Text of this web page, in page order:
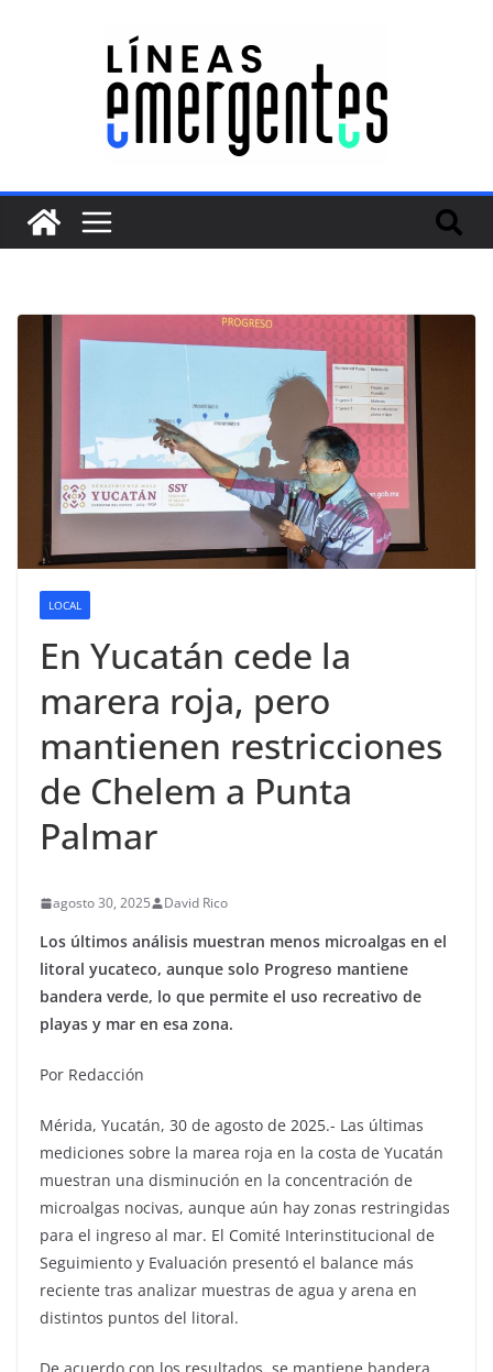
LOCAL
En Yucatán cede la
marera roja, pero
mantienen restricciones
de Chelem a Punta
Palmar
agosto 30, 2025 David Rico
Los últimos análisis muestran menos microalgas en el
litoral yucateco, aunque solo Progreso mantiene
bandera verde, lo que permite el uso recreativo de
playas y mar en esa zona.
Por Redacción
Mérida, Yucatán, 30 de agosto de 2025.- Las últimas
mediciones sobre la marea roja en la costa de Yucatán
muestran una disminución en la concentración de
microalgas nocivas, aunque aún hay zonas restringidas
para el ingreso al mar. El Comité Interinstitucional de
Seguimiento y Evaluación presentó el balance más
reciente tras analizar muestras de agua y arena en
distintos puntos del litoral.